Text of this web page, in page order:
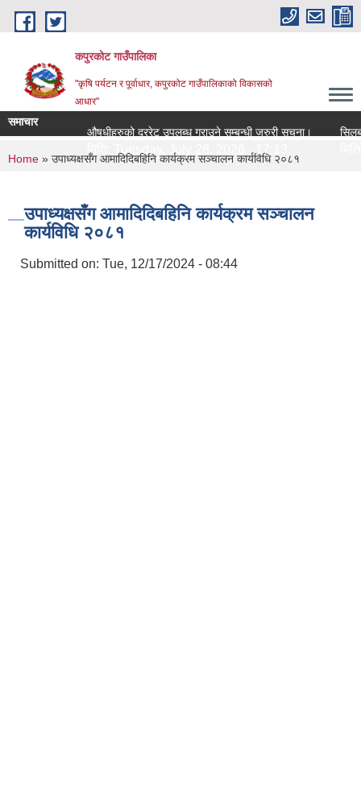
Skip to main content
कपुरकोट गाउँपालिका
"कृषि पर्यटन र पूर्वाधार, कपुरकोट गाउँपालिकाको विकासको
आधार"
समाचार
औषधीहरुको दररेट उपलब्ध गराउने सम्बन्धी जरुरी सूचना।
Tuesday, July 28, 2026 - 17:13
सिलबन्धी
You are here
Home » उपाध्यक्षसँग आमादिदिबहिनि कार्यक्रम सञ्चालन कार्यविधि २०८१
उपाध्यक्षसँग आमादिदिबहिनि कार्यक्रम सञ्चालन
कार्यविधि २०८१
Submitted on: Tue, 12/17/2024 - 08:44